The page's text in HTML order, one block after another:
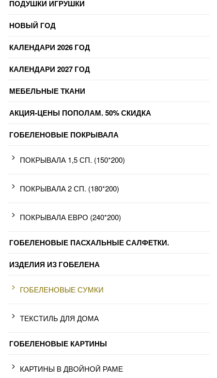
ПОДУШКИ ИГРУШКИ
НОВЫЙ ГОД
КАЛЕНДАРИ 2026 ГОД
КАЛЕНДАРИ 2027 ГОД
МЕБЕЛЬНЫЕ ТКАНИ
АКЦИЯ-ЦЕНЫ ПОПОЛАМ. 50% СКИДКА
ГОБЕЛЕНОВЫЕ ПОКРЫВАЛА
ПОКРЫВАЛА 1,5 СП. (150*200)
ПОКРЫВАЛА 2 СП. (180*200)
ПОКРЫВАЛА ЕВРО (240*200)
ГОБЕЛЕНОВЫЕ ПАСХАЛЬНЫЕ САЛФЕТКИ.
ИЗДЕЛИЯ ИЗ ГОБЕЛЕНА
ГОБЕЛЕНОВЫЕ СУМКИ
ТЕКСТИЛЬ ДЛЯ ДОМА
ГОБЕЛЕНОВЫЕ КАРТИНЫ
КАРТИНЫ В ДВОЙНОЙ РАМЕ